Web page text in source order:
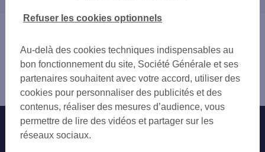
12 AVEYRON
34 HÉRAULT
48 LOZÈRE
84 VAUCLUSE
Gard
Nos engagements Nous contacter
Au-delà des cookies techniques indispensables au
bon fonctionnement du site, Société Générale et ses
partenaires souhaitent avec votre accord, utiliser des
cookies pour personnaliser des publicités et des
contenus, réaliser des mesures d’audience, vous
permettre de lire des vidéos et partager sur les
réseaux sociaux.
Refuser les cookies optionnels